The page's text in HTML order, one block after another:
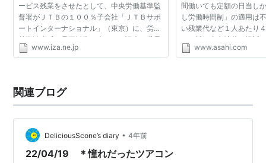
ービス残業をさせたとして、中央労働基準監
督署がＪＴＢの１００％子会社「ＪＴＢサポ
ートインターナショナル」（東京）に、労働
基準法違反で是正勧告を出した。颯爽と世界
を股に掛けるイメージの添乗員だが、水面下
www.iza.ne.jp
間働いても定額の日当し
し労働時間制」の適用は
い残業代など１人あたり
めて近く東京地裁に提訴
行して２３日、１カ月分
www.asahi.com
関連ブログ
DeliciousScone’s diary • 4年前
22/04/19 ＊憧れだったツアコン